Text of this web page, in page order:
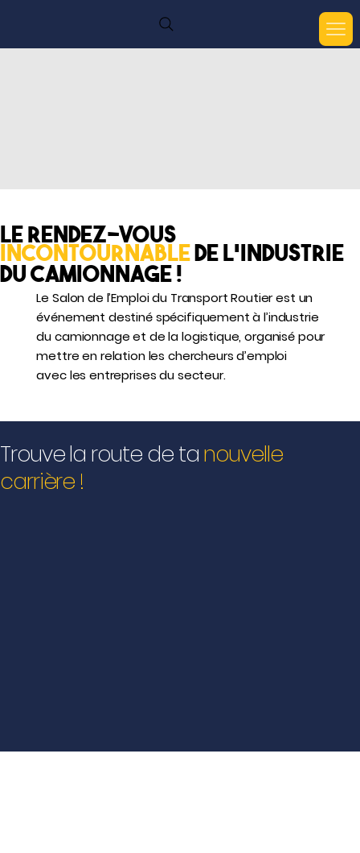
Le rendez-vous
incontournablede l’industrie
du camionnage !
Le Salon de l’Emploi du Transport Routier est un
événement destiné spécifiquement à l’industrie
du camionnage et de la logistique, organisé pour
mettre en relation les chercheurs d’emploi
avec les entreprises du secteur.
Trouve la route de tanouvelle
carrière !